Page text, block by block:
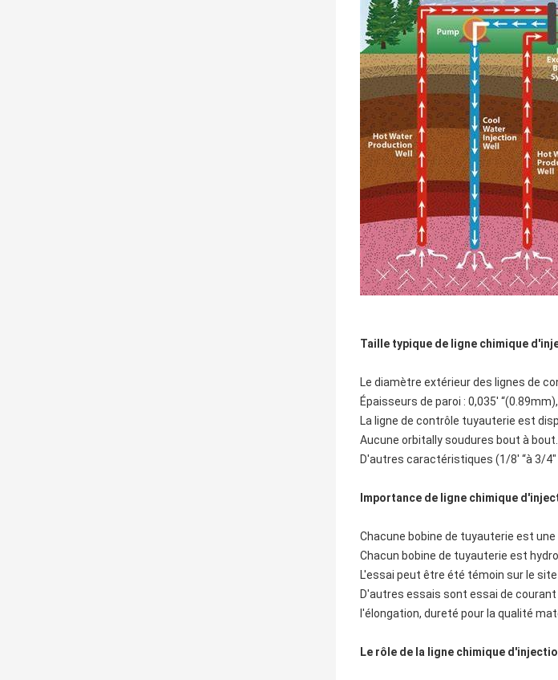
Taille typique de ligne chimique
Le diamètre extérieur des lignes de
Épaisseurs de paroi : 0,035'
La ligne de contrôle tuyauterie est
Aucune orbitally soudures bout à bout.
D'autres caractéristiques (1/8' “à 3/
Importance de ligne chimique
Chacune bobine de tuyauterie est
Chacun bobine de tuyauterie est
L'essai peut être été témoin sur le site
D'autres essais sont essai de
l'élongation, dureté pour la qualité
Le rôle de la ligne chimique